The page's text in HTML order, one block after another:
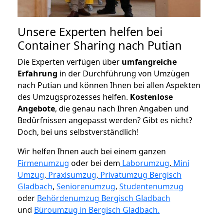
Unsere Experten helfen bei
Container Sharing nach Putian
Die Experten verfügen über umfangreiche
Erfahrung in der Durchführung von Umzügen
nach Putian und können Ihnen bei allen Aspekten
des Umzugsprozesses helfen. Kostenlose
Angebote, die genau nach Ihren Angaben und
Bedürfnissen angepasst werden? Gibt es nicht?
Doch, bei uns selbstverständlich!
Wir helfen Ihnen auch bei einem ganzen
Firmenumzug oder bei dem Laborumzug, Mini
Umzug, Praxisumzug, Privatumzug Bergisch
Gladbach, Seniorenumzug, Studentenumzug
oder Behördenumzug Bergisch Gladbach
und Büroumzug in Bergisch Gladbach.